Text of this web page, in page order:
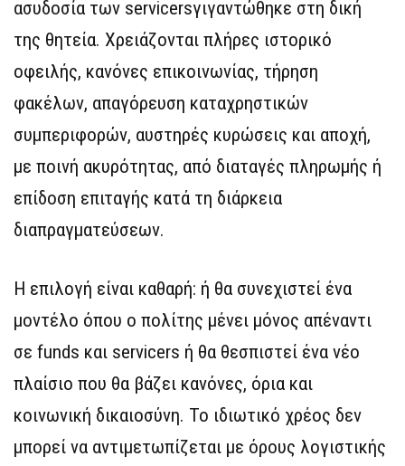
ασυδοσία των servicersγιγαντώθηκε στη δική
της θητεία. Χρειάζονται πλήρες ιστορικό
οφειλής, κανόνες επικοινωνίας, τήρηση
φακέλων, απαγόρευση καταχρηστικών
συμπεριφορών, αυστηρές κυρώσεις και αποχή,
με ποινή ακυρότητας, από διαταγές πληρωμής ή
επίδοση επιταγής κατά τη διάρκεια
διαπραγματεύσεων.
Η επιλογή είναι καθαρή: ή θα συνεχιστεί ένα
μοντέλο όπου ο πολίτης μένει μόνος απέναντι
σε funds και servicers ή θα θεσπιστεί ένα νέο
πλαίσιο που θα βάζει κανόνες, όρια και
κοινωνική δικαιοσύνη. Το ιδιωτικό χρέος δεν
μπορεί να αντιμετωπίζεται με όρους λογιστικής